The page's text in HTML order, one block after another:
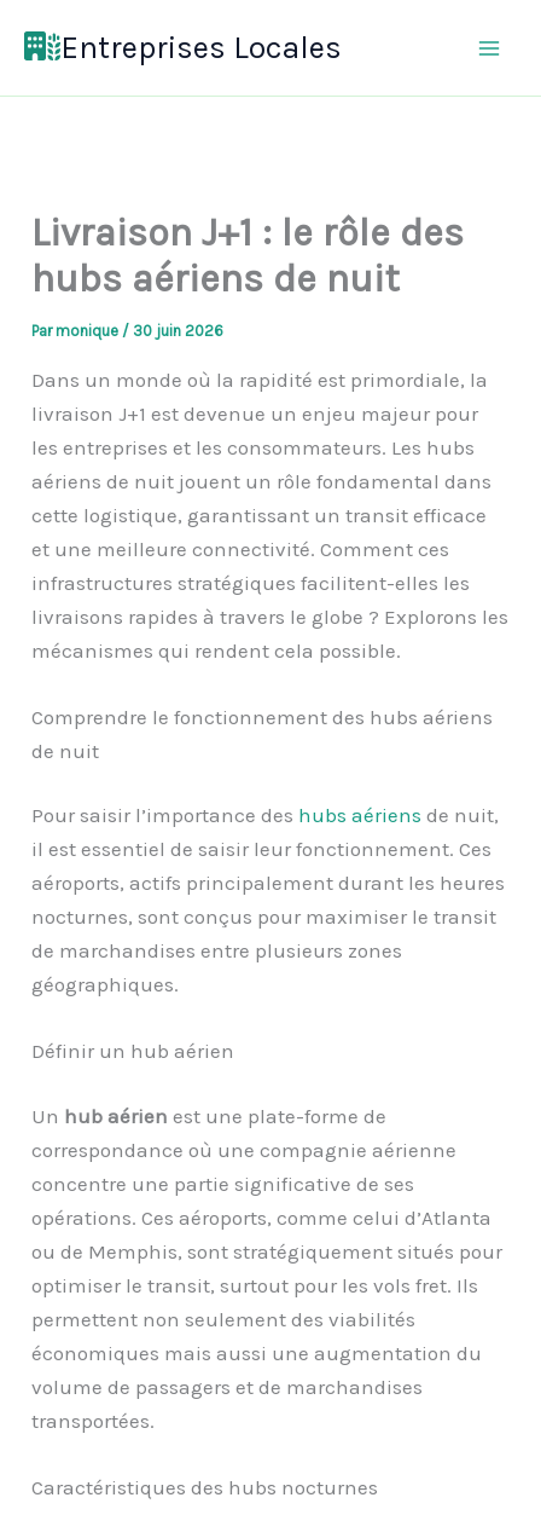
Entreprises Locales
Livraison J+1 : le rôle des
hubs aériens de nuit
Parmonique / 30 juin 2026
Dans un monde où la rapidité est primordiale, la
livraison J+1 est devenue un enjeu majeur pour
les entreprises et les consommateurs. Les hubs
aériens de nuit jouent un rôle fondamental dans
cette logistique, garantissant un transit efficace
et une meilleure connectivité. Comment ces
infrastructures stratégiques facilitent-elles les
livraisons rapides à travers le globe ? Explorons les
mécanismes qui rendent cela possible.
Comprendre le fonctionnement des hubs aériens
de nuit
Pour saisir l’importance des hubs aériens de nuit,
il est essentiel de saisir leur fonctionnement. Ces
aéroports, actifs principalement durant les heures
nocturnes, sont conçus pour maximiser le transit
de marchandises entre plusieurs zones
géographiques.
Définir un hub aérien
Un hub aérien est une plate-forme de
correspondance où une compagnie aérienne
concentre une partie significative de ses
opérations. Ces aéroports, comme celui d’Atlanta
ou de Memphis, sont stratégiquement situés pour
optimiser le transit, surtout pour les vols fret. Ils
permettent non seulement des viabilités
économiques mais aussi une augmentation du
volume de passagers et de marchandises
transportées.
Caractéristiques des hubs nocturnes